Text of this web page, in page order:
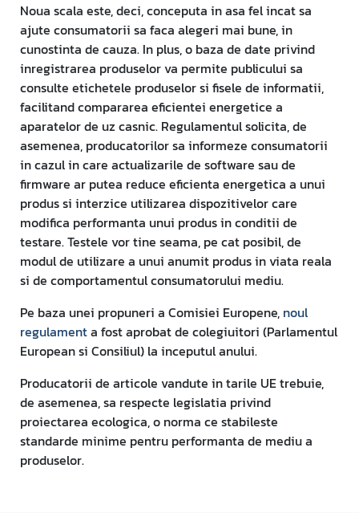
Noua scala este, deci, conceputa in asa fel incat sa
ajute consumatorii sa faca alegeri mai bune, in
cunostinta de cauza. In plus, o baza de date privind
inregistrarea produselor va permite publicului sa
consulte etichetele produselor si fisele de informatii,
facilitand compararea eficientei energetice a
aparatelor de uz casnic. Regulamentul solicita, de
asemenea, producatorilor sa informeze consumatorii
in cazul in care actualizarile de software sau de
firmware ar putea reduce eficienta energetica a unui
produs si interzice utilizarea dispozitivelor care
modifica performanta unui produs in conditii de
testare. Testele vor tine seama, pe cat posibil, de
modul de utilizare a unui anumit produs in viata reala
si de comportamentul consumatorului mediu.
Pe baza unei propuneri a Comisiei Europene, noul
regulamenta fost aprobat de colegiuitori (Parlamentul
European si Consiliul) la inceputul anului.
Producatorii de articole vandute in tarile UE trebuie,
de asemenea, sa respecte legislatia privind
proiectarea ecologica, o norma ce stabileste
standarde minime pentru performanta de mediu a
produselor.